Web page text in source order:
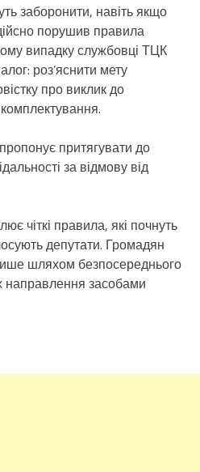
заборонити, навіть якщо
порушив правила
випадку службовці ТЦК
роз’яснити мету
про виклик до
притягувати до
за відмову від
чіткі правила, які почнуть
депутати. Громадян
шляхом безпосереднього
направлення засобами